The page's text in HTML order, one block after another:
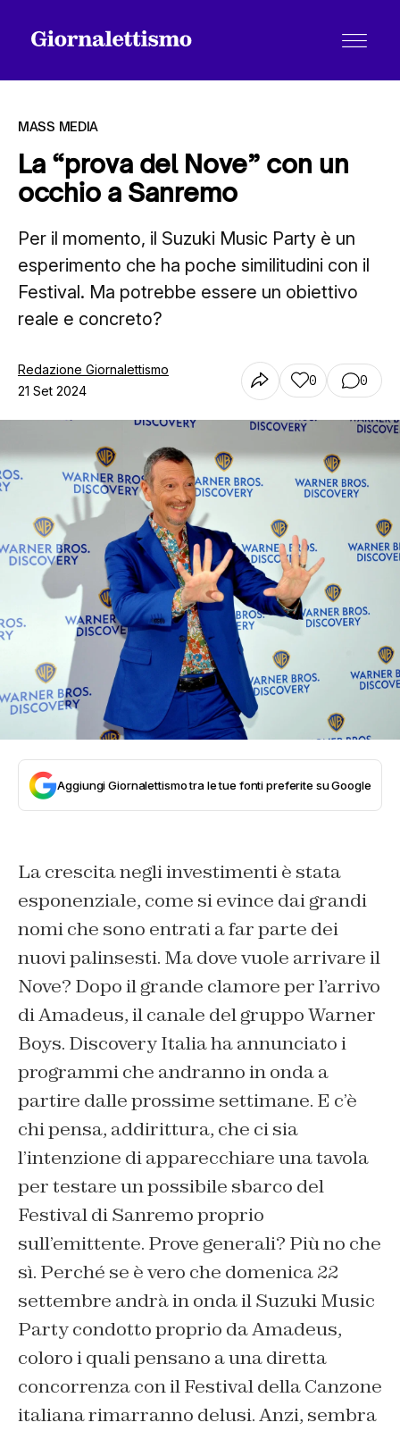
Tutti gli articoli
Chi siamo
MASS MEDIA
La “prova del Nove” con un
occhio a Sanremo
Per il momento, il Suzuki Music Party è un
esperimento che ha poche similitudini con il
Festival. Ma potrebbe essere un obiettivo
reale e concreto?
Redazione Giornalettismo
21 Set 2024
0 0
Aggiungi Giornalettismo tra le tue fonti preferite su Google
La crescita negli investimenti è stata
esponenziale, come si evince dai grandi
nomi che sono entrati a far parte dei
nuovi palinsesti. Ma dove vuole arrivare il
Nove? Dopo il grande clamore per l’arrivo
di Amadeus, il canale del gruppo Warner
Boys. Discovery Italia ha annunciato i
programmi che andranno in onda a
partire dalle prossime settimane. E c’è
chi pensa, addirittura, che ci sia
l’intenzione di apparecchiare una tavola
per testare un possibile sbarco del
Festival di Sanremo proprio
sull’emittente. Prove generali? Più no che
sì. Perché se è vero che domenica 22
settembre andrà in onda il Suzuki Music
Party condotto proprio da Amadeus,
coloro i quali pensano a una diretta
concorrenza con il Festival della Canzone
italiana rimarranno delusi. Anzi, sembra